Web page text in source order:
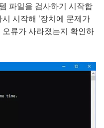
파일을 검사하기 시작합
시작해 '장치에 문제가
류가 사라졌는지 확인하